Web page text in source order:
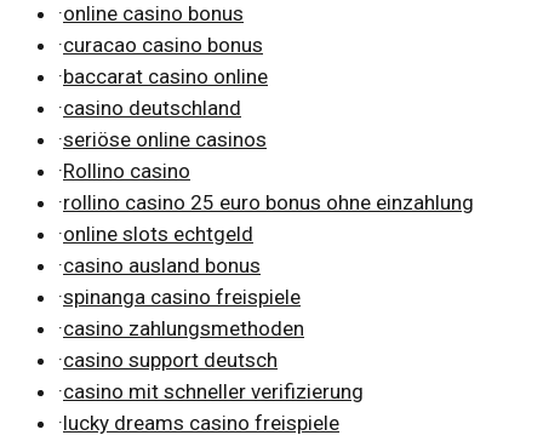
·online casino bonus
·curacao casino bonus
·baccarat casino online
·casino deutschland
·seriöse online casinos
·Rollino casino
·rollino casino 25 euro bonus ohne einzahlung
·online slots echtgeld
·casino ausland bonus
·spinanga casino freispiele
·casino zahlungsmethoden
·casino support deutsch
·casino mit schneller verifizierung
·lucky dreams casino freispiele